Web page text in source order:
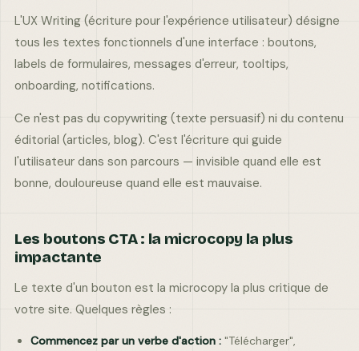
contact@comkuate.fr
+33 6 59 59 32 55
–
– – –
L'UX Writing (écriture pour l'expérience utilisateur) désigne
tous les textes fonctionnels d'une interface : boutons,
labels de formulaires, messages d'erreur, tooltips,
onboarding, notifications.
Ce n'est pas du copywriting (texte persuasif) ni du contenu
éditorial (articles, blog). C'est l'écriture qui guide
l'utilisateur dans son parcours — invisible quand elle est
bonne, douloureuse quand elle est mauvaise.
Les boutons CTA : la microcopy la plus
impactante
Le texte d'un bouton est la microcopy la plus critique de
votre site. Quelques règles :
Commencez par un verbe d'action : "Télécharger",